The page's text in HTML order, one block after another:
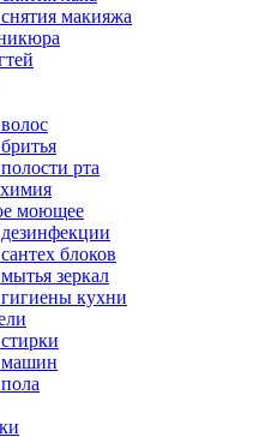
макияжа
рта
моющее
блоков
зеркал
кухни
машин